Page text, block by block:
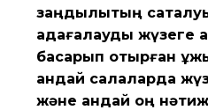
заңдылықтың
қадағалауды жүзеге
басқарып отырған
қандай салаларда
және қандай оң